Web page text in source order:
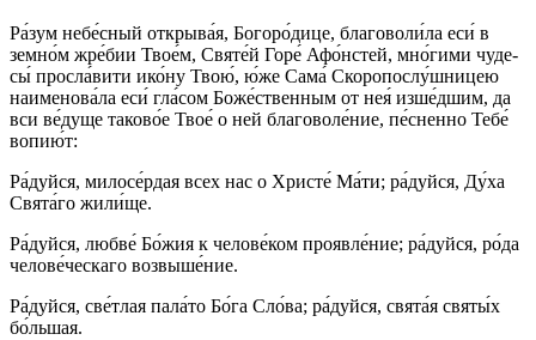
Ра́­зум не­бе́с­ный открыва́я, Бо­го­ро́­ди­це, бла­го­во­ли́­ла еси́ в
земно́м жре́бии Тво­е́м, Свя­те́й Го­ре́ Афо́нстей, мно́­ги­ми чу­де­
сы́ просла́вити ико́­ну Твою́, ю́же Сама́ Скоропослу́шницею
наименова́ла еси́ гла́сом Боже́ственным от нея́ изше́дшим, да
вси ве́­ду­ще та­ко­во́е Твое́ о ней благоволе́ние, пе́сненно Те­бе́
во­пи­ю́т:
Ра́­дуй­ся, ми­ло­се́р­дая всех нас о Хрис­те́ Ма́­ти; ра́­дуй­ся, Ду́­ха
Свя­та́­го жи­ли́­ще.
Ра́­дуй­ся, люб­ве́ Бо́­жия к че­ло­ве́­ком проявле́ние; ра́­дуй­ся, ро́­да
че­ло­ве́­чес­ка­го возвыше́ние.
Ра́­дуй­ся, све́т­лая па­ла́­то Бо́­га Сло́ва; ра́­дуй­ся, свя­та́я свя­ты́х
бо́льшая.